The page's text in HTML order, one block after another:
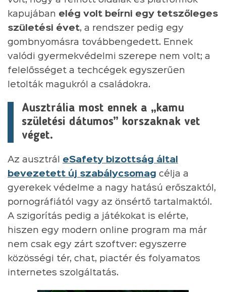
kapujában elég volt beírni egy tetszőleges
születési évet, a rendszer pedig egy
gombnyomásra továbbengedett. Ennek
valódi gyermekvédelmi szerepe nem volt; a
felelősséget a techcégek egyszerűen
letolták magukról a családokra.
Ausztrália most ennek a „kamu
születési dátumos” korszaknak vet
véget.
Az ausztrál eSafety bizottság által
bevezetett új szabálycsomag célja a
gyerekek védelme a nagy hatású erőszaktól,
pornográfiától vagy az önsértő tartalmaktól.
A szigorítás pedig a játékokat is elérte,
hiszen egy modern online program ma már
nem csak egy zárt szoftver: egyszerre
közösségi tér, chat, piactér és folyamatos
internetes szolgáltatás.